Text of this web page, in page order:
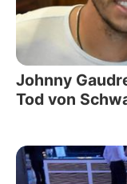
Johnny
Tod von